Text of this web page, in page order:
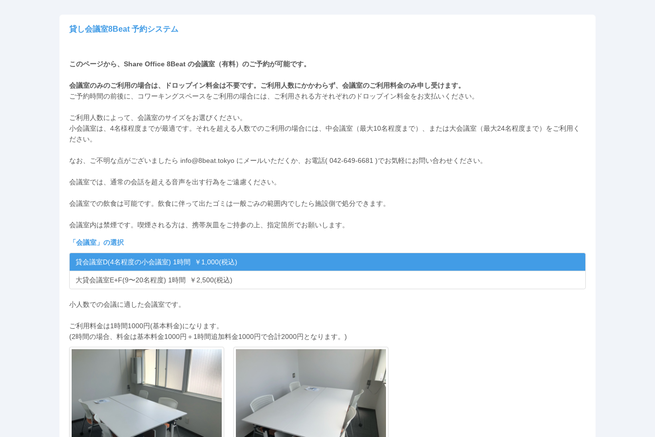
貸し会議室8Beat 予約システム
このページから、Share Office 8Beat の会議室（有料）のご予約が可能です。
会議室のみのご利用の場合は、ドロップイン料金は不要です。ご利用人数にかかわらず、会議室のご利用料金のみ申し受けます。
ご予約時間の前後に、コワーキングスペースをご利用の場合には、ご利用される方それぞれのドロップイン料金をお支払いください。
ご利用人数によって、会議室のサイズをお選びください。
小会議室は、4名様程度までが最適です。それを超える人数でのご利用の場合には、中会議室（最大10名程度まで）、または大会議室（最大24名程度まで）をご利用く
ださい。
なお、ご不明な点がございましたら info@8beat.tokyo にメールいただくか、お電話( 042-649-6681 )でお気軽にお問い合わせください。
会議室では、通常の会話を超える音声を出す行為をご遠慮ください。
会議室での飲食は可能です。飲食に伴って出たゴミは一般ごみの範囲内でしたら施設側で処分できます。
会議室内は禁煙です。喫煙される方は、携帯灰皿をご持参の上、指定箇所でお願いします。
「会議室 」の選択
貸会議室D(4名程度の小会議室) 1時間 ￥1,000(税込)
大貸会議室E+F(9〜20名程度) 1時間 ￥2,500(税込)
小人数での会議に適した会議室です。
ご利用料金は1時間1000円(基本料金)になります。
(2時間の場合、料金は基本料金1000円＋1時間追加料金1000円で合計2000円となります。)